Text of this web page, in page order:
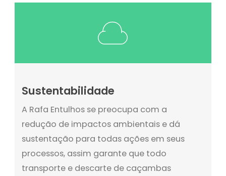
Sustentabilidade
A Rafa Entulhos se preocupa com a
redução de impactos ambientais e dá
sustentação para todas ações em seus
processos, assim garante que todo
transporte e descarte de caçambas